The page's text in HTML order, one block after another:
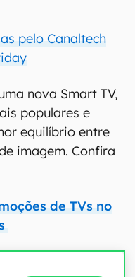
pelo Canaltech
nova Smart TV,
populares e
equilíbrio entre
imagem. Confira
de TVs no